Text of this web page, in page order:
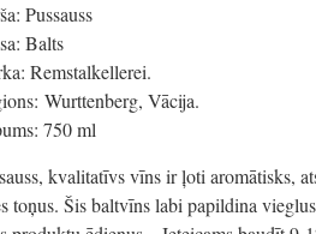
Pussauss
Balts
Remstalkellerei.
Wurttenberg, Vācija.
750 ml
kvalitatīvs vīns ir ļoti aromātisks,
toņus. Šis baltvīns labi papildina